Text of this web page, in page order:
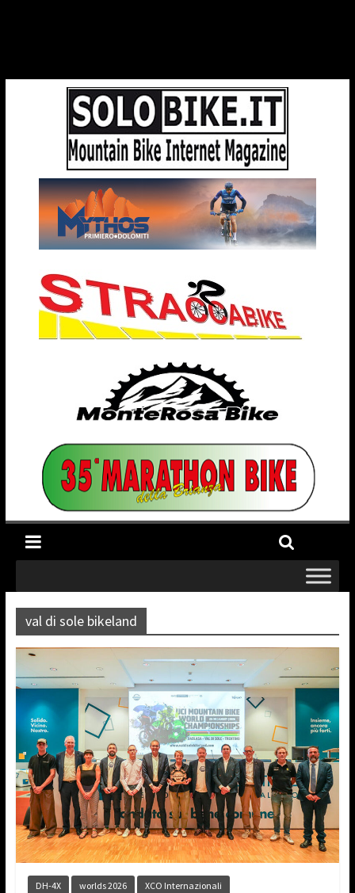
val di sole bikeland
DH-4X worlds 2026 XCO Internazionali